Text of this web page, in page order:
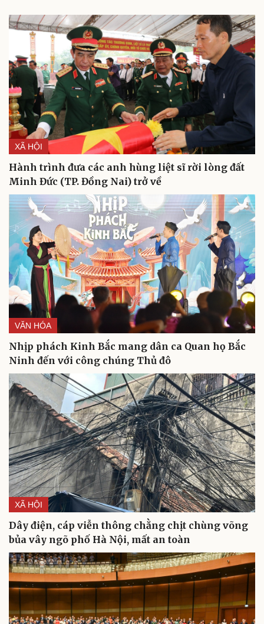
Du lịch
Tư vấn
Săn Tour
check-in
Podcast
Câu chuyện thời sự
Đọc truyện đêm khuya
Cửa sổ tình yêu
Kể chuyện cho bé
Hạt giống tâm hồn
XÃ HỘI
Hành trình đưa các anh hùng liệt sĩ rời lòng đất
Minh Đức (TP. Đồng Nai) trở về
VĂN HÓA
Nhịp phách Kinh Bắc mang dân ca Quan họ Bắc
Ninh đến với công chúng Thủ đô
XÃ HỘI
Dây điện, cáp viễn thông chằng chịt chùng võng
bủa vây ngõ phố Hà Nội, mất an toàn